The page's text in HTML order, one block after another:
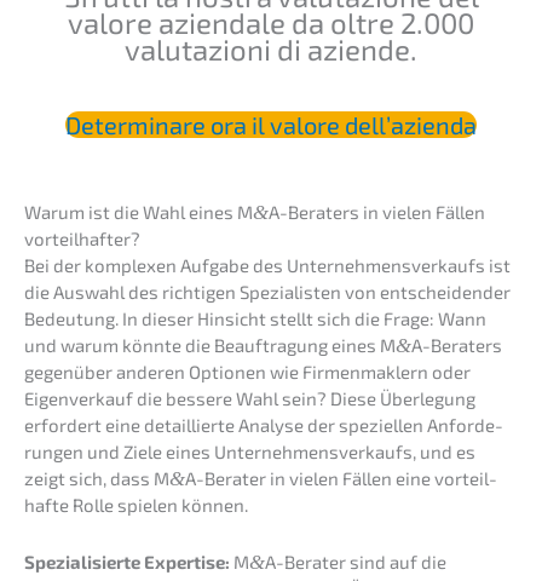
valore aziend­a­le da oltre 2.000
valuta­zio­ni di aziende.
Deter­mina­re ora il valore dell’azienda
Warum ist die Wahl eines M&A-Beraters in vielen Fällen
vorteilhafter?
Bei der komple­xen Aufga­be des Unter­neh­mens­ver­kaufs ist
die Auswahl des richti­gen Spezia­lis­ten von entschei­den­der
Bedeu­tung. In dieser Hinsicht stellt sich die Frage: Wann
und warum könnte die Beauf­tra­gung eines M&A-Beraters
gegen­über anderen Optio­nen wie Firmen­mak­lern oder
Eigen­ver­kauf die besse­re Wahl sein? Diese Überle­gung
erfor­dert eine detail­lier­te Analy­se der spezi­el­len Anfor­de­
run­gen und Ziele eines Unter­neh­mens­ver­kaufs, und es
zeigt sich, dass M&A-Berater in vielen Fällen eine vorteil­
haf­te Rolle spielen können.
Spezia­li­sier­te Exper­ti­se: M&A-Berater sind auf die